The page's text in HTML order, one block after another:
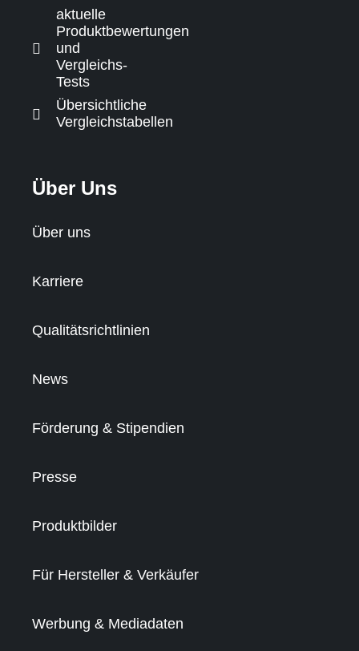
aktuelle
Produktbewertungen
und
Vergleichs-
Tests
Übersichtliche
Vergleichstabellen
Über Uns
Über uns
Karriere
Qualitätsrichtlinien
News
Förderung & Stipendien
Presse
Produktbilder
Für Hersteller & Verkäufer
Werbung & Mediadaten